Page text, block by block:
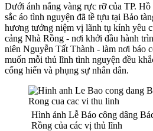
Dưới ánh nắng vàng rực rỡ của TP.
sắc áo tình nguyện đã tề tựu tại Bảo
hương tưởng niệm vị lãnh tụ kính yêu
cảng Nhà Rồng - nơi khởi đầu hành
niên Nguyễn Tất Thành - làm nơi báo
muốn mỗi thủ lĩnh tình nguyện đều
cống hiến và phụng sự nhân dân.
Hình ảnh Lễ Báo công dâng
Rồng của các vị thủ lĩnh